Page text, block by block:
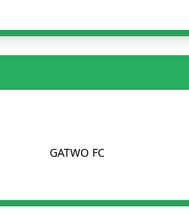
GATWO FC